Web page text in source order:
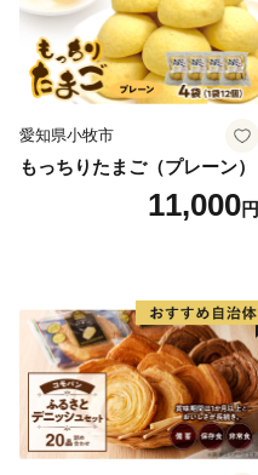
愛知県小牧市
もっちりたまご（プレーン）
11,000円